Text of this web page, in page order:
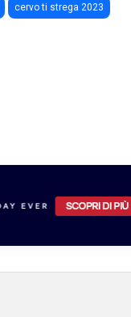
cervo ti strega 2023